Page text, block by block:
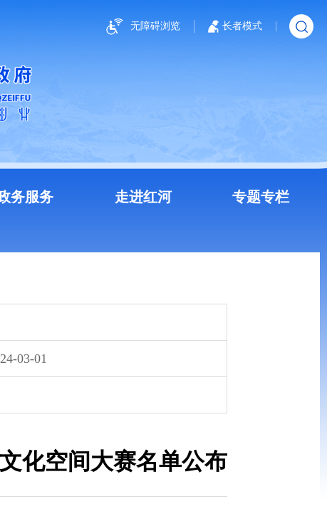
无障碍浏览 长者模式
务服务 走进红河 专题专栏
03-01
化空间大赛名单公布